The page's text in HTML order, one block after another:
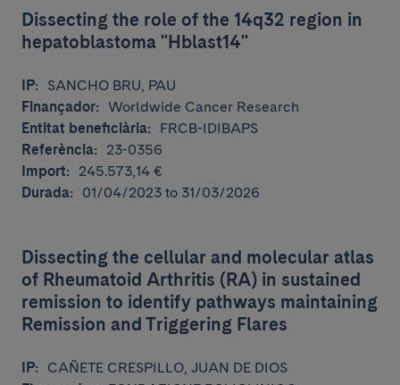
Dissecting the role of the 14q32 region in
hepatoblastoma "Hblast14"
IP:
SANCHO BRU, PAU
Finançador: Worldwide Cancer Research
Entitat beneficiària:
FRCB-IDIBAPS
Referència:
23-0356
Import:
245.573,14 €
Durada:
01/04/2023 to 31/03/2026
Dissecting the cellular and molecular atlas
of Rheumatoid Arthritis (RA) in sustained
remission to identify pathways maintaining
Remission and Triggering Flares
IP:
CAÑETE CRESPILLO, JUAN DE DIOS